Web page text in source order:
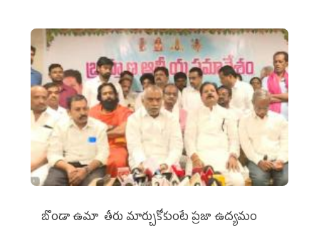
బొండా ఉమా తీరు మార్చుకోకుంటే ప్రజా ఉద్యమం